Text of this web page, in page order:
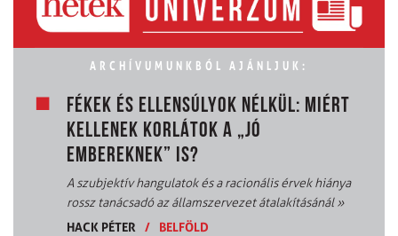
ARCHÍVUMUNKBÓL AJÁNLJUK:
FÉKEK ÉS ELLENSÚLYOK NÉLKÜL: MIÉRT
KELLENEK KORLÁTOK A „JÓ
EMBEREKNEK” IS?
A szubjektív hangulatok és a racionális érvek hiánya
rossz tanácsadó az államszervezet átalakításánál»
HACK PÉTER
/ BELFÖLD